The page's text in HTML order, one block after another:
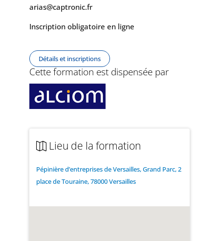
arias@captronic.fr
Inscription obligatoire en ligne
Détails et inscriptions
Cette formation est dispensée par
Lieu de la formation
Pépinière d’entreprises de Versailles, Grand Parc, 2
place de Touraine, 78000 Versailles